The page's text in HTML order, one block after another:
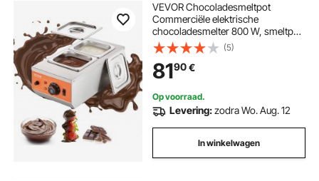
VEVOR Chocoladesmeltpot
Commerciële elektrische
chocoladesmelter 800 W, smeltpot
roestvrij staal, 2 x 3,5 L containers
Chocoladesmeltmachine Smeltpot
Pot
(5)
8190€
Op voorraad.
Levering:zodra Wo. Aug. 12
In winkelwagen